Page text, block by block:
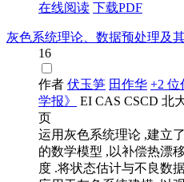
在线阅读 下载PDF
灰色系统理论、数据预处理及
16
作者 伏玉笋 田作华 +2 位
学报》
EI CAS CSCD 北
页
运用灰色系统理论 ,建立
的数学模型 ,以补偿热漂
度 .将状态估计与不良数